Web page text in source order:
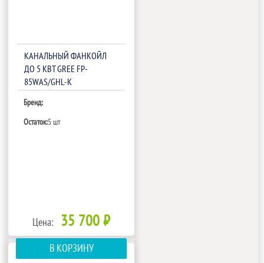
КАНАЛЬНЫЙ ФАНКОЙЛ
ДО 5 КВТ GREE FP-
85WAS/GHL-K
Бренд:
Остаток:5 шт
Цена: 35 700 ₽
В КОРЗИНУ